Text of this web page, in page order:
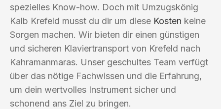
spezielles Know-how. Doch mit Umzugskönig
Kalb Krefeld musst du dir um diese Kosten keine
Sorgen machen. Wir bieten dir einen günstigen
und sicheren Klaviertransport von Krefeld nach
Kahramanmaras. Unser geschultes Team verfügt
über das nötige Fachwissen und die Erfahrung,
um dein wertvolles Instrument sicher und
schonend ans Ziel zu bringen.